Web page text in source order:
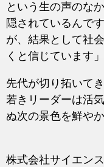
という生の声のな
隠されているんで
が、結果として社
くと信じています」
先代が切り拓いて
若きリーダーは活
ぬ次の景色を鮮や
株式会社サイエン